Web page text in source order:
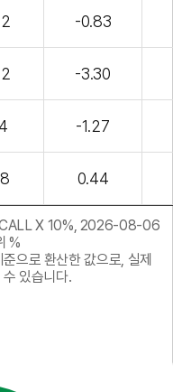
-0.83
-3.30
-1.27
0.44
CALL X 10%, 2026-08-06
%
으로 환산한 값으로, 실제
있습니다.